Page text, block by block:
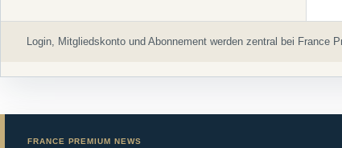
Login, Mitgliedskonto und Abonnement werden zentral bei France
FRANCE PREMIUM NEWS